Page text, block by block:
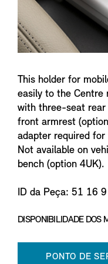
This holder for
easily to the Centre
with three-seat rear
front armrest
adapter required
Not available on
bench (option 4UK).
ID da Peça: 51 16
DISPONIBILIDADE DOS
PONTO DE